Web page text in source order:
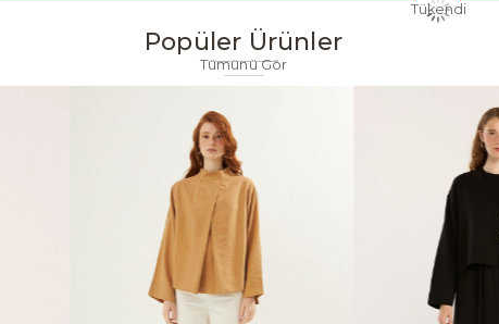
Tükendi
Popüler Ürünler
Tümünü Gör